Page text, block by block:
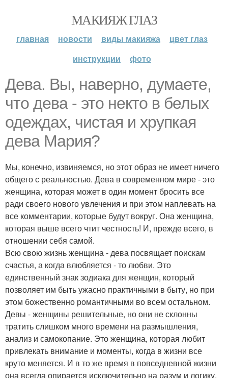
МАКИЯЖ ГЛАЗ
главная новости виды макияжа
цвет глаз
инструкции
фото
Дева. Вы, наверно, думаете,
что дева - это некто в белых
одеждах, чистая и хрупкая
дева Мария?
Мы, конечно, извиняемся, но этот образ не имеет ничего
общего с реальностью. Дева в современном мире - это
женщина, которая может в один момент бросить все
ради своего нового увлечения и при этом наплевать на
все комментарии, которые будут вокруг. Она женщина,
которая выше всего чтит честность! И, прежде всего, в
отношении себя самой.
Всю свою жизнь женщина - дева посвящает поискам
счастья, а когда влюбляется - то любви. Это
единственный знак зодиака для женщин, который
позволяет им быть ужасно практичными в быту, но при
этом божественно романтичными во всем остальном.
Девы - женщины решительные, но они не склонны
тратить слишком много времени на размышления,
анализ и самокопание. Это женщина, которая любит
привлекать внимание и моменты, когда в жизни все
круто меняется. И в то же время в повседневной жизни
она всегда опирается исключительно на разум и логику.